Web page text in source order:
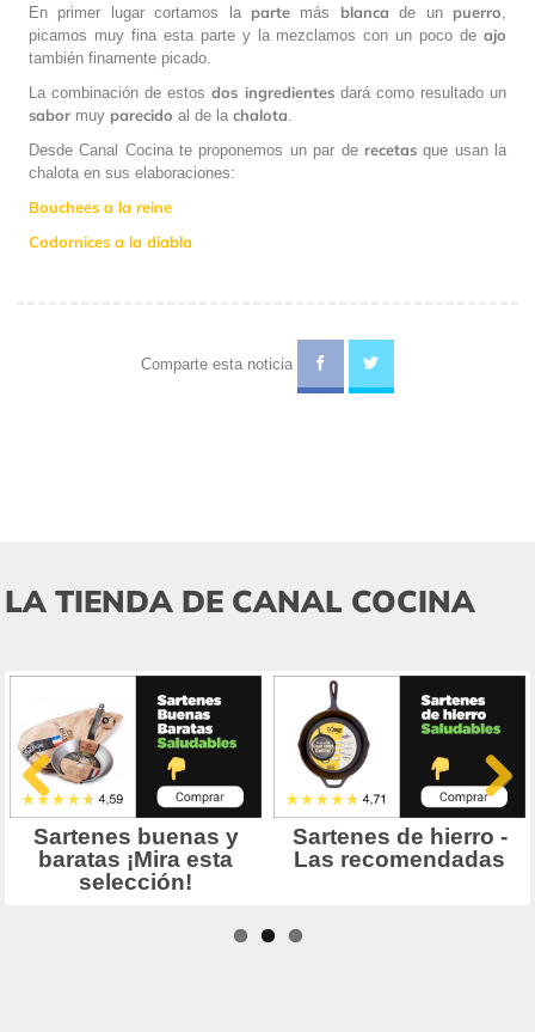
En primer lugar cortamos la parte más blanca de un puerro
picamos muy fina esta parte y la mezclamos con un poco de ajo
también finamente picado.
La combinación de estosdos ingredientesdará como resultado un
sabor muy parecido al de la chalota
Desde Canal Cocina te proponemos un par de recetasque usan la
chalota en sus elaboraciones:
Bouchees a la reine
Codornices a la diabla
Comparte esta noticia
LA TIENDA DE CANAL COCINA